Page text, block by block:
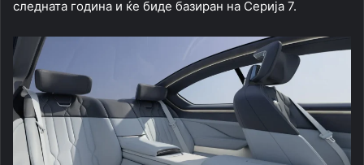
следната година и ќе биде базиран на Серија 7.